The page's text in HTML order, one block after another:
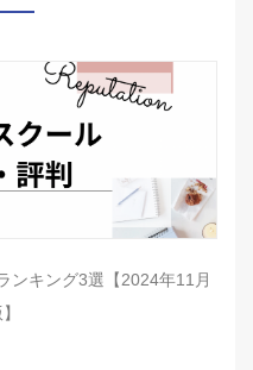
ンキング3選【2024年11月